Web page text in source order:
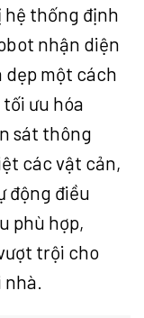
hệ thống định
nhận diện
dẹp một cách
ưu hóa
sát thông
các vật cản,
động điều
phù hợp,
trội cho